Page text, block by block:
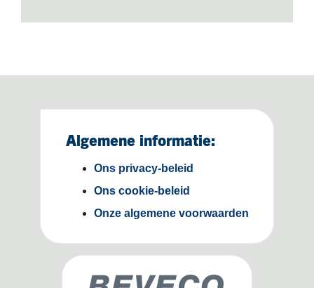
Algemene informatie:
Ons privacy-beleid
Ons cookie-beleid
Onze algemene voorwaarden